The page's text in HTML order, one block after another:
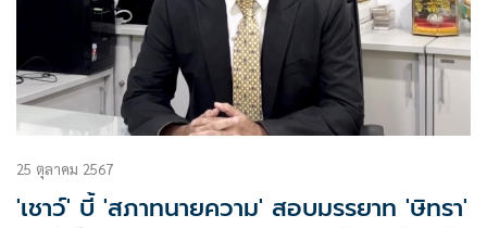
25 ตุลาคม 2567
'เชาว์' บี้ 'สภาทนายความ' สอบมรรยาท 'ษิทรา'